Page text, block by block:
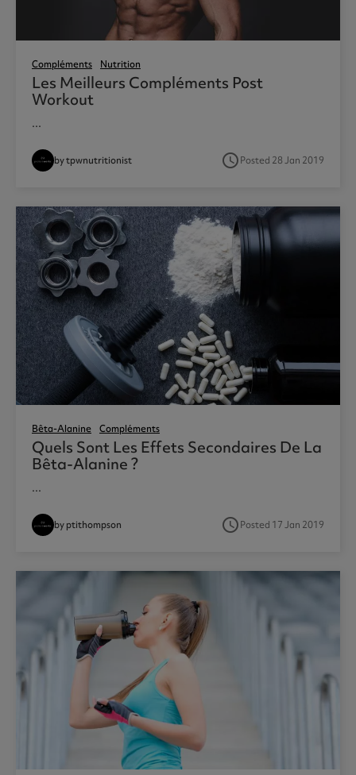
Compléments Nutrition
Les Meilleurs Compléments Post
Workout
...
by tpwnutritionist access_timePosted 28 Jan 2019
Bêta-Alanine Compléments
Quels Sont Les Effets Secondaires De La
Bêta-Alanine ?
...
by ptithompson access_timePosted 17 Jan 2019